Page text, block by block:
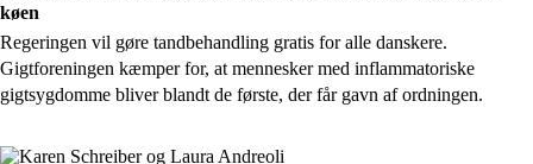
køen
Regeringen vil gøre tandbehandling gratis for alle danskere.
Gigtforeningen kæmper for, at mennesker med inflammatoriske
gigtsygdomme bliver blandt de første, der får gavn af ordningen.